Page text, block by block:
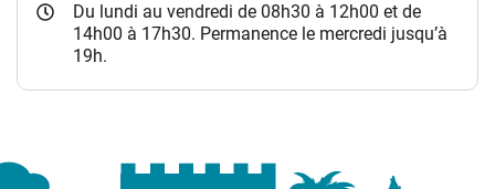
Du lundi au vendredi de 08h30 à 12h00 et de
14h00 à 17h30. Permanence le mercredi jusqu’à
19h.